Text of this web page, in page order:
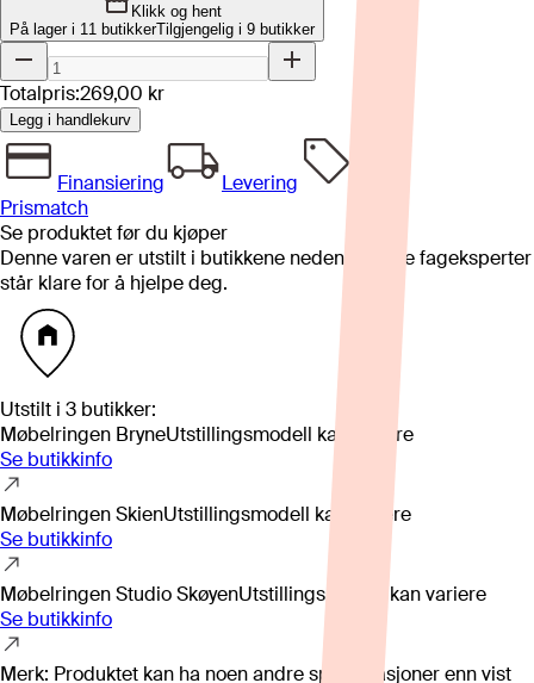
Klikk og hent
På lager i 11 butikkerTilgjengelig i 9 butikker
Totalpris:269,00 kr
Legg i handlekurv
Finansiering
Levering
Prismatch
Se produktet før du kjøper
Denne varen er utstilt i butikkene nedenfor. Våre fageksperter
står klare for å hjelpe deg.
Utstilt i 3 butikker:
Møbelringen BryneUtstillingsmodell kan variere
Se butikkinfo
Møbelringen SkienUtstillingsmodell kan variere
Se butikkinfo
Møbelringen Studio SkøyenUtstillingsmodell kan variere
Se butikkinfo
Merk: Produktet kan ha noen andre spesifikasjoner enn vist